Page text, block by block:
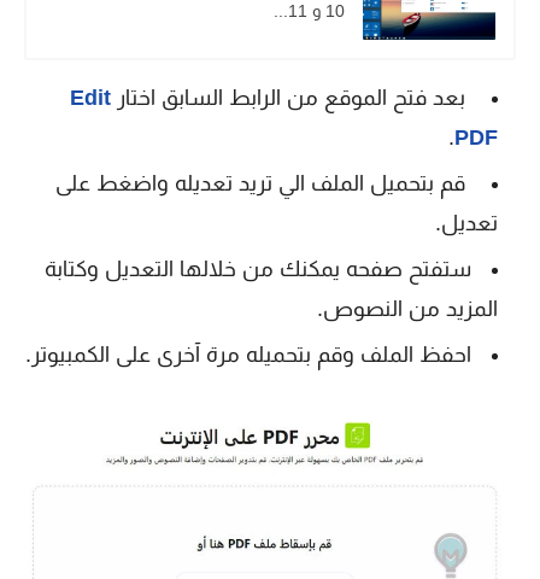
10 و 11...
بعد فتح الموقع من الرابط السابق اختار Edit
PDF
.
قم بتحميل الملف الي تريد تعديله واضغط على
تعديل.
ستفتح صفحه يمكنك من خلالها التعديل وكتابة
المزيد من النصوص.
احفظ الملف وقم بتحميله مرة آخرى على الكمبيوتر.